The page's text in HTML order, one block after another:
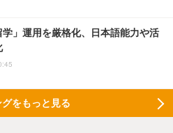
」運用を厳格化、日本語能力や活
をもっと見る